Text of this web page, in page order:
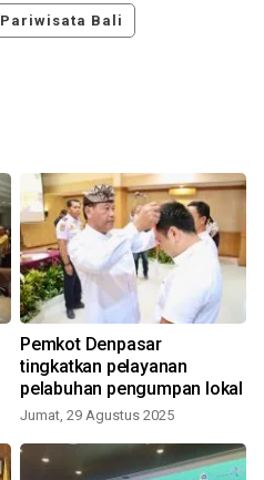
Pariwisata Bali
Pemkot Denpasar
tingkatkan pelayanan
pelabuhan pengumpan lokal
Jumat, 29 Agustus 2025